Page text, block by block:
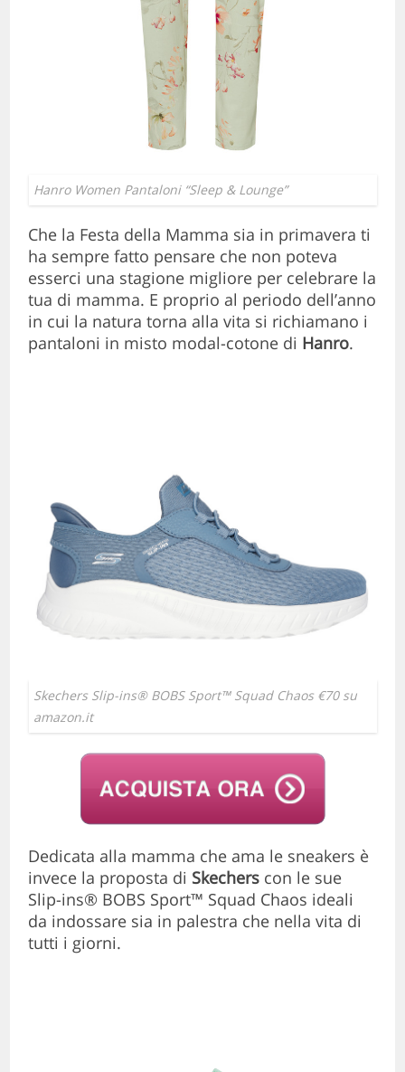
Hanro Women Pantaloni “Sleep & Lounge”
Che la Festa della Mamma sia in primavera ti
ha sempre fatto pensare che non poteva
esserci una stagione migliore per celebrare la
tua di mamma. E proprio al periodo dell’anno
in cui la natura torna alla vita si richiamano i
pantaloni in misto modal-cotone di Hanro.
Skechers Slip-ins® BOBS Sport™ Squad Chaos €70 su
amazon.it
Dedicata alla mamma che ama le sneakers è
invece la proposta di Skechers con le sue
Slip-ins® BOBS Sport™ Squad Chaos ideali
da indossare sia in palestra che nella vita di
tutti i giorni.